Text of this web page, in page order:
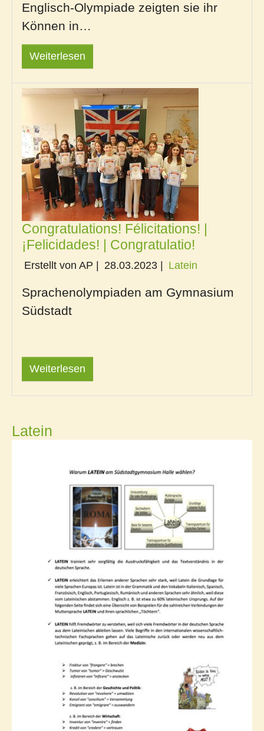
Englisch-Olympiade zeigten sie ihr
Können in…
Weiterlesen
Congratulations! Félicitations! |
¡Felicidades! | Congratulatio!
Erstellt von AP | 28.03.2023 Latein
Sprachenolympiaden am Gymnasium
Südstadt
Weiterlesen
Latein